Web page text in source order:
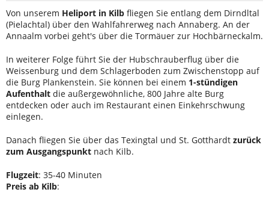
Von unserem Heliport in Kilb fliegen Sie entlang dem Dirndltal
(Pielachtal) über den Wahlfahrerweg nach Annaberg. An der
Annaalm vorbei geht's über die Tormäuer zur Hochbärneckalm.
In weiterer Folge führt Sie der Hubschrauberflug über die
Weissenburg und dem Schlagerboden zum Zwischenstopp auf
die Burg Plankenstein. Sie können bei einem 1-stündigen
Aufenthalt die außergewöhnliche, 800 Jahre alte Burg
entdecken oder auch im Restaurant einen Einkehrschwung
einlegen.
Danach fliegen Sie über das Texingtal und St. Gotthardt zurück
zum Ausgangspunkt nach Kilb.
Flugzeit: 35-40 Minuten
Preis ab Kilb: